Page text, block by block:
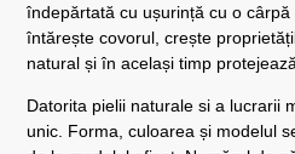
îndepărtată cu ușurință cu o
întărește covorul, crește
natural și în același timp
Datorita pielii naturale si a lucrarii
unic. Forma, culoarea și modelul